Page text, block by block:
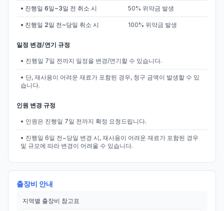
• 진행일 6일~3일 전 취소 시 50% 위약금 발생
• 진행일 2일 전~당일 취소 시 100% 위약금 발생
일정 변경/연기 규정
• 진행일 7일 전까지 일정을 변경/연기할 수 있습니다.
• 단, 재사용이 어려운 재료가 포함된 경우, 청구 금액이 발생할 수 있
습니다.
인원 변경 규정
• 인원은 진행일 7일 전까지 확정 요청드립니다.
• 진행일 6일 전~당일 변경 시, 재사용이 어려운 재료가 포함된 경우
및 규모에 따라 변경이 어려울 수 있습니다.
출장비 안내
지역별 출장비 참고표